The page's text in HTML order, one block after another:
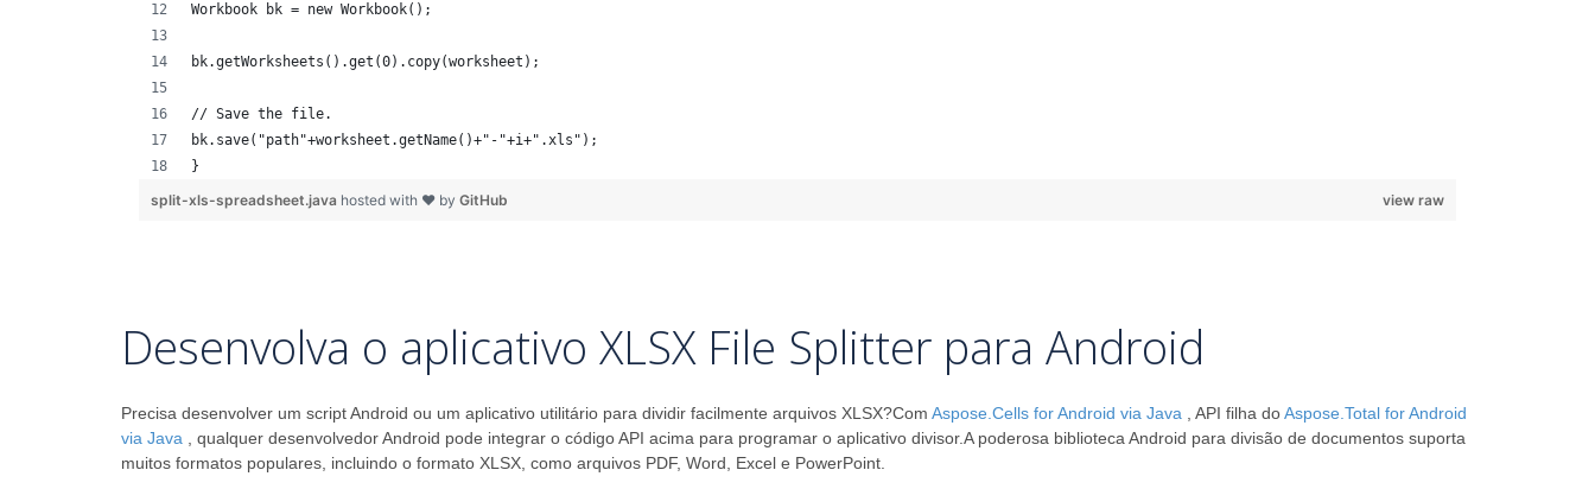
Workbook bk = new Workbook();
bk.getWorksheets().get(0).copy(worksheet);
// Save the file.
bk.save("path"+worksheet.getName()+"-"+i+".xls");
}
view raw
split-xls-spreadsheet.java hosted with ❤ by GitHub
Desenvolva o aplicativo XLSX File Splitter para Android
Precisa desenvolver um script Android ou um aplicativo utilitário para dividir facilmente arquivos XLSX?Com Aspose.Cells for Android via Java , API filha doAspose.Total for Android
via Java , qualquer desenvolvedor Android pode integrar o código API acima para programar o aplicativo divisor.A poderosa biblioteca Android para divisão de documentos suporta
muitos formatos populares, incluindo o formato XLSX, como arquivos PDF, Word, Excel e PowerPoint.